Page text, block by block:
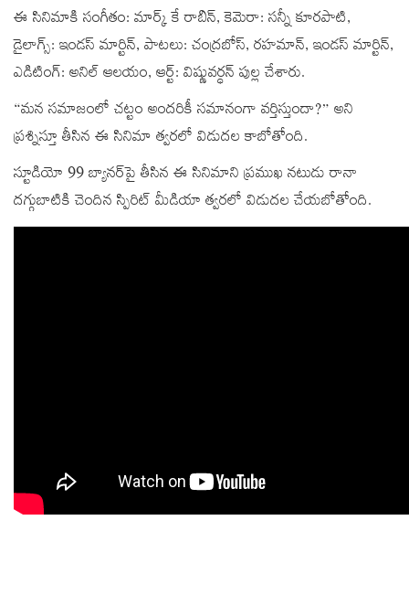
ఈ సినిమాకి సంగీతం: మార్క్ కే రాబిన్, కెమెరా: సన్నీ కూరపాటి,
డైలాగ్స్: ఇండస్ మార్టిన్, పాటలు: చంద్రబోస్, రహమాన్, ఇండస్ మార్టిన్,
ఎడిటింగ్: అనిల్‌ ఆలయం, ఆర్ట్: విష్ణువర్ధన్ పుల్ల చేశారు.
“మన సమాజంలో చట్టం అందరికీ సమానంగా వర్తిస్తుందా?” అని
ప్రశ్నిస్తూ తీసిన ఈ సినిమా త్వరలో విడుదల కాబోతోంది.
స్టూడియో 99 బ్యానర్‌పై తీసిన ఈ సినిమాని ప్రముఖ నటుడు రానా
దగ్గుబాటికి చెందిన స్పిరిట్ మీడియా త్వరలో విడుదల చేయబోతోంది.